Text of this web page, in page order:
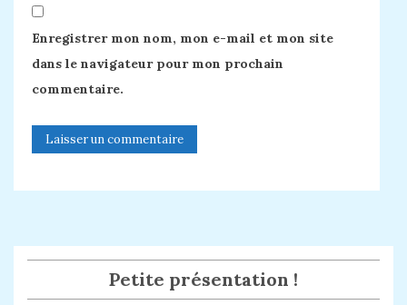
Enregistrer mon nom, mon e-mail et mon site
dans le navigateur pour mon prochain
commentaire.
Petite présentation !